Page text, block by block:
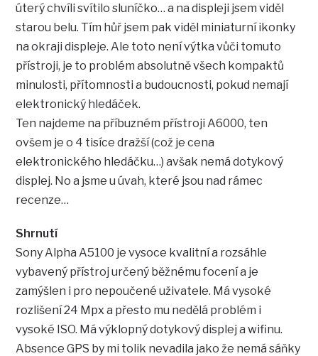
úterý chvíli svítilo sluníčko… a na displeji jsem viděl
starou belu. Tím hůř jsem pak viděl miniaturní ikonky
na okraji displeje. Ale toto není výtka vůči tomuto
přístroji, je to problém absolutně všech kompaktů
minulosti, přítomnosti a budoucnosti, pokud nemají
elektronický hledáček.
Ten najdeme na příbuzném přístroji A6000, ten
ovšem je o 4 tisíce dražší (což je cena
elektronického hledáčku…) avšak nemá dotykový
displej. No a jsme u úvah, které jsou nad rámec
recenze…
Shrnutí
Sony Alpha A5100 je vysoce kvalitní a rozsáhle
vybavený přístroj určený běžnému focení a je
zamýšlen i pro nepoučené uživatele. Má vysoké
rozlišení 24 Mpx a přesto mu nedělá problém i
vysoké ISO. Má výklopný dotykový displej a wifinu.
Absence GPS by mi tolik nevadila jako že nemá sáňky